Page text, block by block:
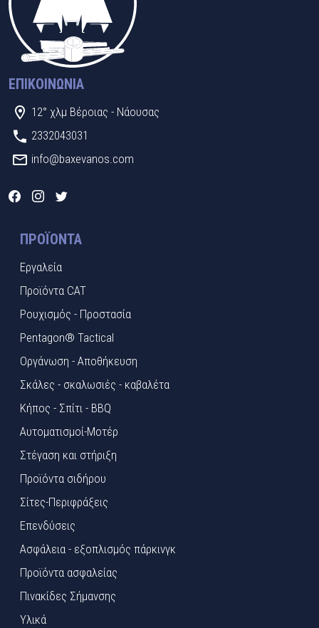
ΕΠΙΚΟΙΝΩΝΊΑ
12° χλμ Βέροιας - Νάουσας
2332043031
info@baxevanos.com
ΠΡΟΪΌΝΤΑ
Εργαλεία
Προϊόντα CAT
Ρουχισμός - Προστασία
Pentagon® Tactical
Οργάνωση - Αποθήκευση
Σκάλες - σκαλωσιές - καβαλέτα
Κήπος - Σπίτι - BBQ
Αυτοματισμοί-Μοτέρ
Στέγαση και στήριξη
Προϊόντα σιδήρου
Σίτες-Περιφράξεις
Επενδύσεις
Ασφάλεια - εξοπλισμός πάρκινγκ
Προϊόντα ασφαλείας
Πινακίδες Σήμανσης
Υλικά